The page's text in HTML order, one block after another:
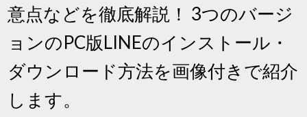
意点などを徹底解説！ 3つのバージ
ョンのPC版LINEのインストール・
ダウンロード方法を画像付きで紹介
します。